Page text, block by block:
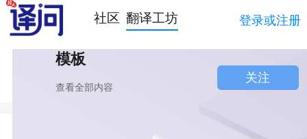
社区 翻译工坊 登录或注册
模板
查看全部内容
关注